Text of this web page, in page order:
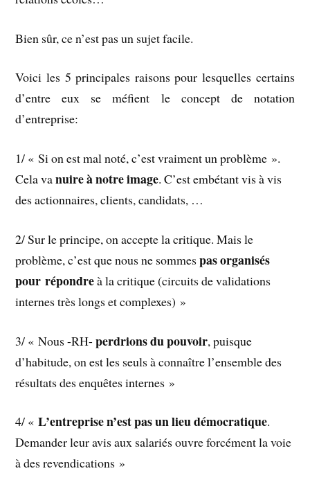
Bien sûr, ce n’est pas un sujet facile.
Voici les 5 principales raisons pour lesquelles certains
d’entre eux se méfient le concept de notation
d’entreprise:
1/ « Si on est mal noté, c’est vraiment un problème ».
Cela vanuire à notre image. C’est embétant vis à vis
des actionnaires, clients, candidats, …
2/ Sur le principe, on accepte la critique. Mais le
problème, c’est que nous ne sommespas organisés
pour répondreà la critique (circuits de validations
internes très longs et complexes) »
3/ « Nous -RH-perdrions du pouvoir, puisque
d’habitude, on est les seuls à connaître l’ensemble des
résultats des enquêtes internes »
4/ «L’entreprise n’est pas un lieu démocratique.
Demander leur avis aux salariés ouvre forcément la voie
à des revendications »